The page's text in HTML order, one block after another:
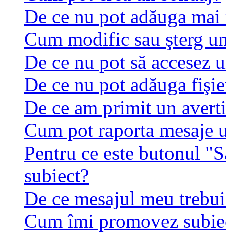
De ce nu pot adăuga
Cum modific sau şterg
De ce nu pot să accesez
De ce nu pot adăuga
De ce am primit un
Cum pot raporta mesaje
Pentru ce este butonul
subiect?
De ce mesajul meu
Cum îmi promovez